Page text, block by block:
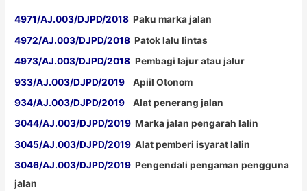
4971/AJ.003/DJPD/2018 Paku marka jalan
4972/AJ.003/DJPD/2018 Patok lalu lintas
4973/AJ.003/DJPD/2018 Pembagi lajur atau jalur
933/AJ.003/DJPD/2019 Apiil Otonom
934/AJ.003/DJPD/2019 Alat penerang jalan
3044/AJ.003/DJPD/2019 Marka jalan pengarah lalin
3045/AJ.003/DJPD/2019 Alat pemberi isyarat lalin
3046/AJ.003/DJPD/2019 Pengendali pengaman pengguna
jalan